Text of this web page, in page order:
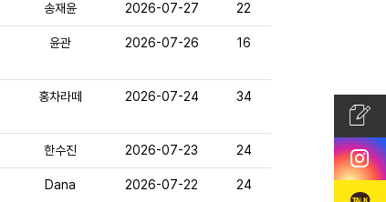
송재윤 2026-07-27 22
윤관 2026-07-26 16
홍차라떼 2026-07-24 34
한수진 2026-07-23 24
Dana 2026-07-22 24